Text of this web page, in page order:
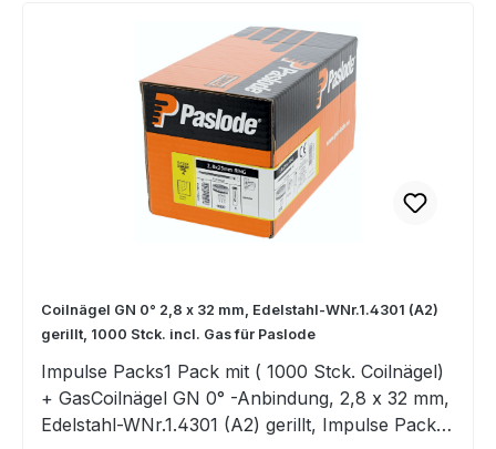
Coilnägel GN 0° 2,8 x 32 mm, Edelstahl-WNr.1.4301 (A2)
gerillt, 1000 Stck. incl. Gas für Paslode
Impulse Packs1 Pack mit ( 1000 Stck. Coilnägel)
+ GasCoilnägel GN 0° -Anbindung, 2,8 x 32 mm,
Edelstahl-WNr.1.4301 (A2) gerillt, Impulse Packs